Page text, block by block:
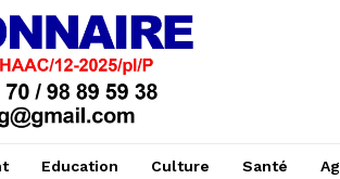
Education Culture Santé